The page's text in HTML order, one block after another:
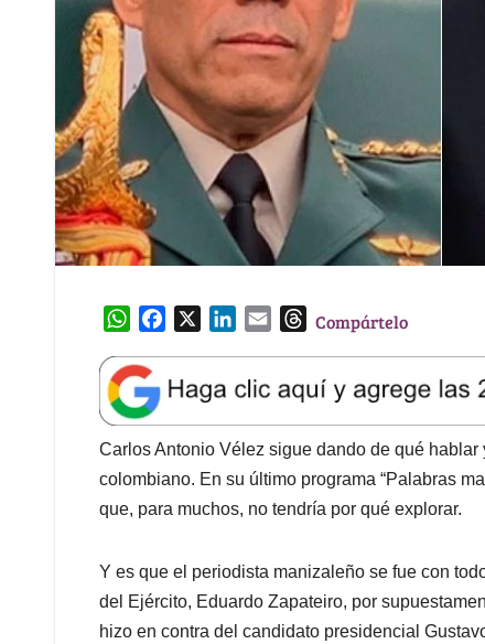
W
a
t
s
A
p
p
e
b
o
o
k
k
e
d
I
n
l
T
e
a
d
s
Compártelo
Carlos Antonio Vélez sigue dando de qué
colombiano. En su último programa “Palabras
que, para muchos, no tendría por qué explorar.
Y es que el periodista manizaleño se fue con
del Ejército, Eduardo Zapateiro, por
hizo en contra del candidato presidencial